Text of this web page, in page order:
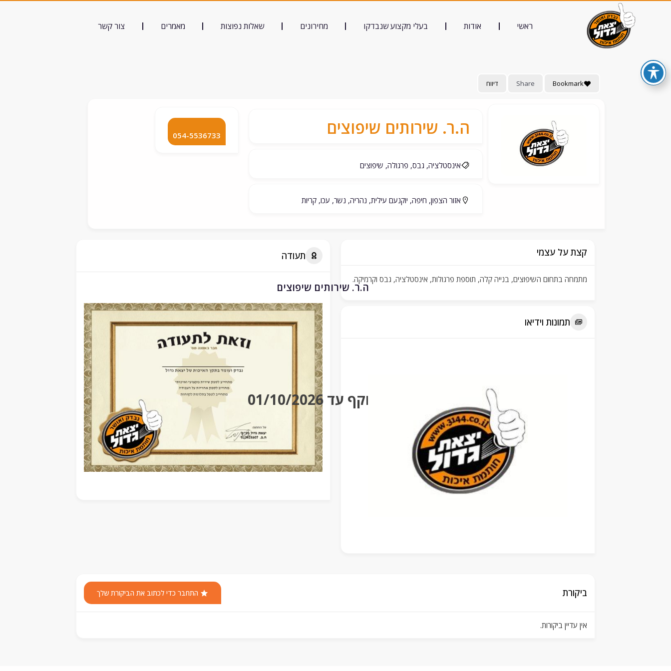
ראשי אודות בעלי מקצוע שנבדקו מחירונים שאלות נפוצות מאמרים צור קשר
Bookmark
Share דיווח
ה.ר. שירותים שיפוצים
אינסטלציה, גבס, פרגולה, שיפוצים
אזור הצפון, חיפה, יוקנעם עילית, נהריה, נשר, עכו, קריות
054-5536733
קצת על עצמי
מתמחה בתחום השיפוצים, בנייה קלה, תוספת פרגולות, אינסטלציה, גבס וקרמיקה.
תמונות וידיאו
תעודה
ה.ר. שירותים שיפוצים
בתוקף עד 01/10/2026
ביקורת התחבר כדי לכתוב את הביקורת שלך
אין עדיין ביקורות.